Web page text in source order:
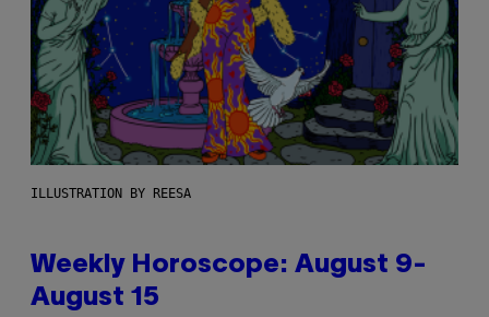
ILLUSTRATION BY REESA
Weekly Horoscope: August 9-
August 15